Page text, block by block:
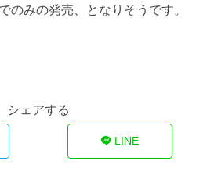
のみの発売、となりそうです。
シェアする
LINE